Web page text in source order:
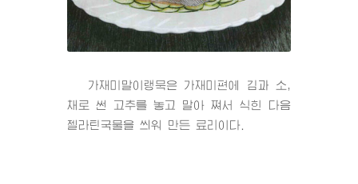
가재미말이랭묵은 가재미편에 김과 소,
채로 썬 고추를 놓고 말아 쪄서 식힌 다음
젤라틴국물을 씌워 만든 료리이다.